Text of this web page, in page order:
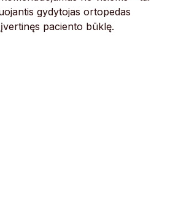
gydytojas ortopedas
paciento būklę.